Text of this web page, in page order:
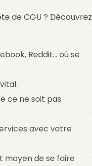
de CGU ? Découvrez
Reddit… où se
ce ne soit pas
avec votre
moyen de se faire